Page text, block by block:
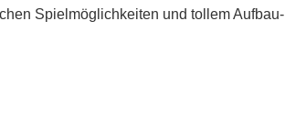
Spielmöglichkeiten und tollem Aufbau-